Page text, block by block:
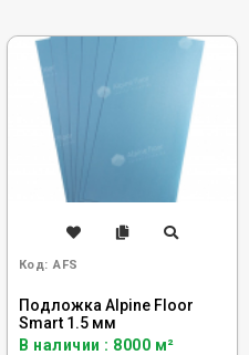
Код: AFS
Подложка Alpine Floor
Smart 1.5 мм
В наличии : 8000 м²